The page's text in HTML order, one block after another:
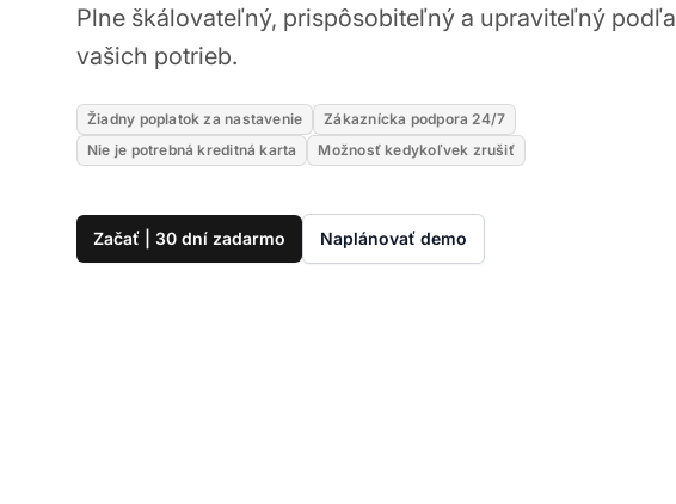
Plne škálovateľný, prispôsobiteľný a upraviteľný podľa
vašich potrieb.
Žiadny poplatok za nastavenie
Zákaznícka podpora 24/7
Nie je potrebná kreditná karta
Možnosť kedykoľvek zrušiť
Začať | 30 dní zadarmo Naplánovať demo